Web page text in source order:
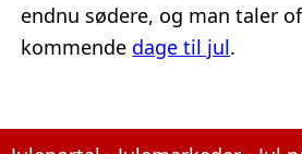
endnu sødere, og man taler
kommende dage til jul.